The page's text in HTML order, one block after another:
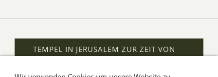
TEMPEL IN JERUSALEM ZUR ZEIT VON
JESUS